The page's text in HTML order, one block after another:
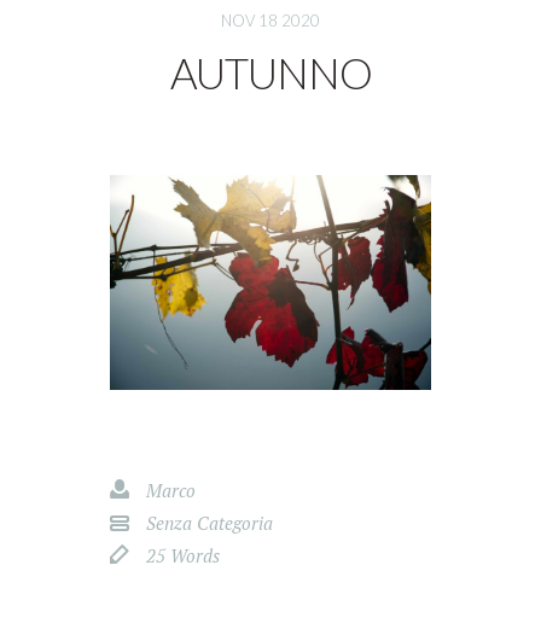
NOV 18 2020
AUTUNNO
Marco
Senza Categoria
25 Words